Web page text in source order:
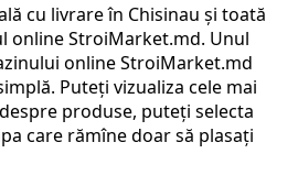
cu livrare în Chisinau și toată
online StroiMarket.md. Unul
online StroiMarket.md
Puteți vizualiza cele mai
produse, puteți selecta
care rămîne doar să plasați